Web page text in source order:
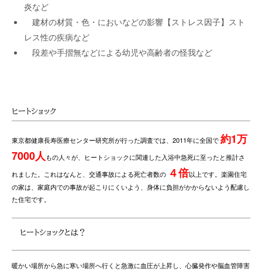
炎など
建材の材質・色・においなどの影響【ストレス因子】スト
レス性の疾病など
段差や手摺無などによる幼児や高齢者の怪我など
ヒートショック
東京都健康長寿医療センター研究所が行った調査では、2011年に全国で約1万
7000人もの人々が、ヒートショックに関連した入浴中急死に至ったと推計さ
れました。これはなんと、交通事故による死亡者数の ４倍以上です。楽園住宅
の家は、家庭内での事故が起こりにくいよう、身体に負担がかからないよう配慮し
た住宅です。
ヒートショックとは？
暖かい場所から急に寒い場所へ行くと急激に血圧が上昇し、心臓発作や脳血管障害